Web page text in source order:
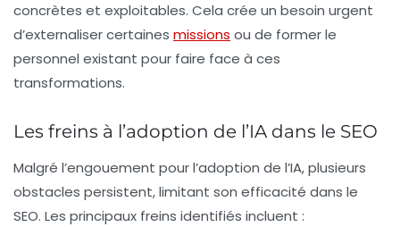
concrètes et exploitables. Cela crée un besoin urgent
d’externaliser certaines missions ou de former le
personnel existant pour faire face à ces
transformations.
Les freins à l’adoption de l’IA dans le SEO
Malgré l’engouement pour l’adoption de l’IA, plusieurs
obstacles persistent, limitant son efficacité dans le
SEO. Les principaux freins identifiés incluent :